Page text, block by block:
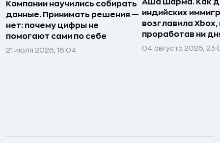
Компании научились собирать
данные. Принимать решения —
нет: почему цифры не
помогают сами по себе
21 июля 2026, 16:04
Аша Шарма. Как
индийских
возглавила Xbox,
проработав ни
04 августа 2026,